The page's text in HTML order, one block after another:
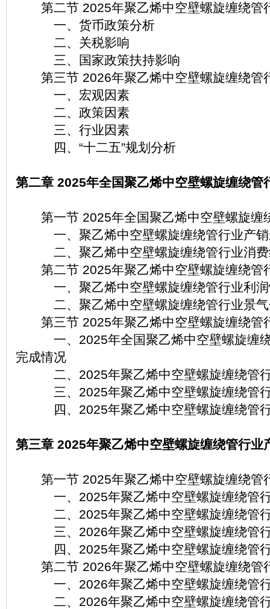
第二节 2025年聚乙烯中空壁螺旋缠绕管
一、货币政策分析
二、关税影响
三、国家政策扶持影响
第三节 2026年聚乙烯中空壁螺旋缠绕管
一、宏观因素
二、政策因素
三、行业因素
四、“十二五”规划分析
第二章 2025年全国聚乙烯中空壁螺旋缠绕管
第一节 2025年全国聚乙烯中空壁螺旋缠
一、聚乙烯中空壁螺旋缠绕管行业产销
二、聚乙烯中空壁螺旋缠绕管行业消费
第二节 2025年聚乙烯中空壁螺旋缠绕管
一、聚乙烯中空壁螺旋缠绕管行业利润
二、聚乙烯中空壁螺旋缠绕管行业景气
第三节 2025年聚乙烯中空壁螺旋缠绕管
一、2025年全国聚乙烯中空壁螺旋缠绕
完成情况
二、2025年聚乙烯中空壁螺旋缠绕管行
三、2025年聚乙烯中空壁螺旋缠绕管行
四、2025年聚乙烯中空壁螺旋缠绕管行
第三章 2025年聚乙烯中空壁螺旋缠绕管行业
第一节 2025年聚乙烯中空壁螺旋缠绕管
一、2025年聚乙烯中空壁螺旋缠绕管行
二、2025年聚乙烯中空壁螺旋缠绕管行
三、2026年聚乙烯中空壁螺旋缠绕管行
四、2025年聚乙烯中空壁螺旋缠绕管行
第二节 2026年聚乙烯中空壁螺旋缠绕管
一、2026年聚乙烯中空壁螺旋缠绕管行
二、2026年聚乙烯中空壁螺旋缠绕管行